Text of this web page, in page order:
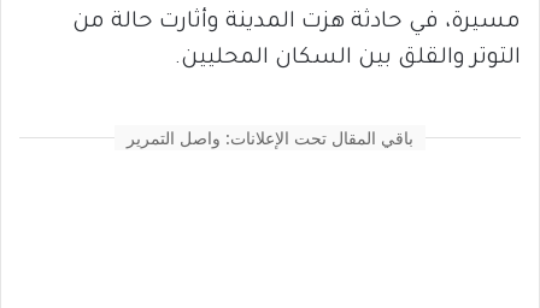
مسيرة، في حادثة هزت المدينة وأثارت حالة من
التوتر والقلق بين السكان المحليين.
باقي المقال تحت الإعلانات: واصل التمرير